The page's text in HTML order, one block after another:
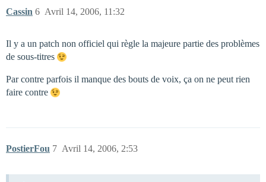
Cassin Avril 14, 2006, 11:32
6
Il y a un patch non officiel qui règle la majeure partie des problèmes
de sous-titres
Par contre parfois il manque des bouts de voix, ça on ne peut rien
faire contre
PostierFou Avril 14, 2006, 2:53
7